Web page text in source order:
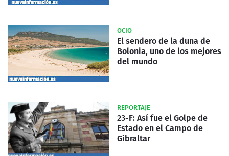
OCIO
El sendero de la duna de
Bolonia, uno de los mejores
del mundo
REPORTAJE
23-F: Así fue el Golpe de
Estado en el Campo de
Gibraltar